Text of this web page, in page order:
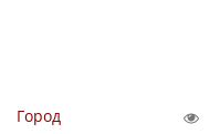
Город